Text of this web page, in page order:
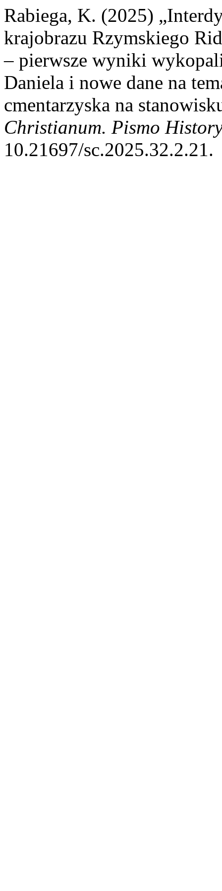
Rabiega, K. (2025)
krajobrazu Rzymskiego
– pierwsze wyniki
Daniela i nowe dane na
cmentarzyska na
Christianum. Pismo
10.21697/sc.2025.32.2.21.